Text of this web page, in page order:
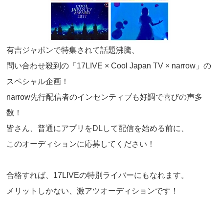
有吉ジャポンで特集されて話題沸騰、
問い合わせ殺到の「17LIVE × Cool Japan TV × narrow」の
スペシャル企画！
narrow先行配信者のインセンティブも好調で喜びの声多
数！
皆さん、普通にアプリをDLして配信を始める前に、
このオーディションに応募してください！
合格すれば、17LIVEの特別ライバーにもなれます。
メリットしかない、激アツオーディションです！